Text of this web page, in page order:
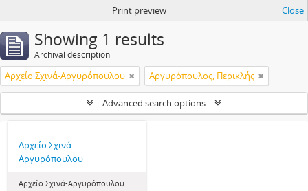
Print preview Close
Showing 1 results
Archival description
Αρχείο Σχινά-Αργυρόπουλου Αργυρόπουλος, Περικλής
Advanced search options
Αρχείο Σχινά-
Αργυρόπουλου
Αρχείο Σχινά-Αργυρόπουλου